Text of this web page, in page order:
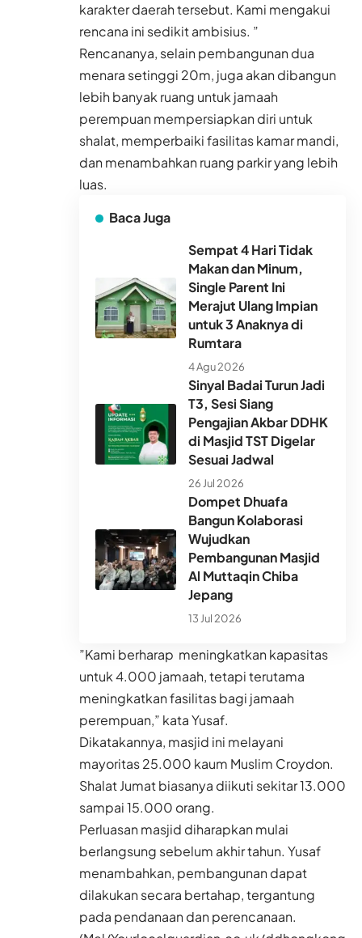
karakter daerah tersebut. Kami mengakui
rencana ini sedikit ambisius. ”
Rencananya, selain pembangunan dua
menara setinggi 20m, juga akan dibangun
lebih banyak ruang untuk jamaah
perempuan mempersiapkan diri untuk
shalat, memperbaiki fasilitas kamar mandi,
dan menambahkan ruang parkir yang lebih
luas.
Baca Juga
Sempat 4 Hari Tidak
Makan dan Minum,
Single Parent Ini
Merajut Ulang Impian
untuk 3 Anaknya di
Rumtara
4 Agu 2026
Sinyal Badai Turun Jadi
T3, Sesi Siang
Pengajian Akbar DDHK
di Masjid TST Digelar
Sesuai Jadwal
26 Jul 2026
Dompet Dhuafa
Bangun Kolaborasi
Wujudkan
Pembangunan Masjid
Al Muttaqin Chiba
Jepang
13 Jul 2026
”Kami berharap meningkatkan kapasitas
untuk 4.000 jamaah, tetapi terutama
meningkatkan fasilitas bagi jamaah
perempuan,” kata Yusaf.
Dikatakannya, masjid ini melayani
mayoritas 25.000 kaum Muslim Croydon.
Shalat Jumat biasanya diikuti sekitar 13.000
sampai 15.000 orang.
Perluasan masjid diharapkan mulai
berlangsung sebelum akhir tahun. Yusaf
menambahkan, pembangunan dapat
dilakukan secara bertahap, tergantung
pada pendanaan dan perencanaan.